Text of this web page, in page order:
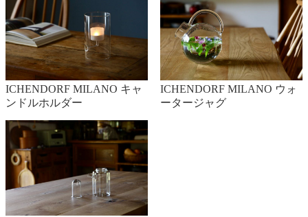
ICHENDORF MILANO キャ
ンドルホルダー
ICHENDORF MILANO ウォ
ータージャグ